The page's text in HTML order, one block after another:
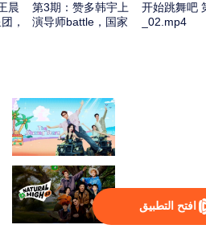
افتح التطبيق
开始跳舞吧
_02.mp4
第3期：赞多韩宇上
演导师battle，国家
晨
，